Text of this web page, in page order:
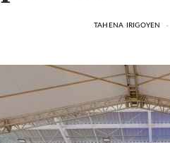
TAHENA IRIGOYEN